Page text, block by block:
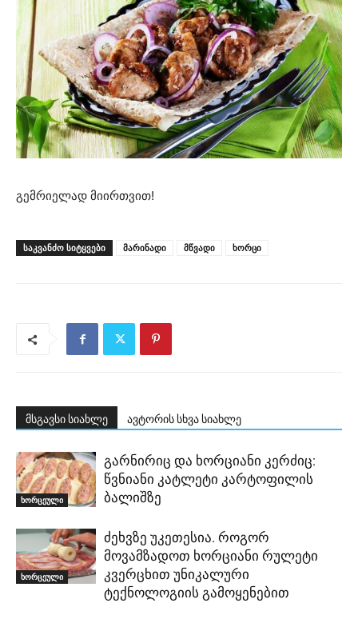
გემრიელად მიირთვით!
ᲡᲐᲙᲕᲐᲜᲫᲝ ᲡᲘᲢᲧᲕᲔᲑᲘ მარინადი მწვადი ხორცი
მსგავსი სიახლე ავტორის სხვა სიახლე
ხორცეული
გარნირიც და ხორციანი კერძიც:
წვნიანი კატლეტი კარტოფილის
ბალიშზე
ხორცეული
ძეხვზე უკეთესია. როგორ
მოვამზადოთ ხორციანი რულეტი
კვერცხით უნიკალური
ტექნოლოგიის გამოყენებით